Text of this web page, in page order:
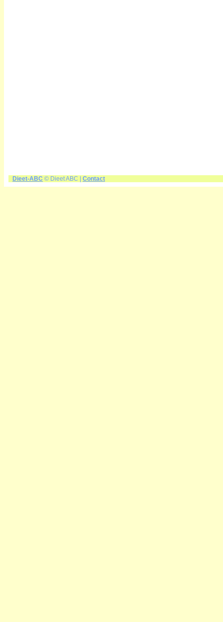
Dieet-ABC © Dieet ABC | Contact